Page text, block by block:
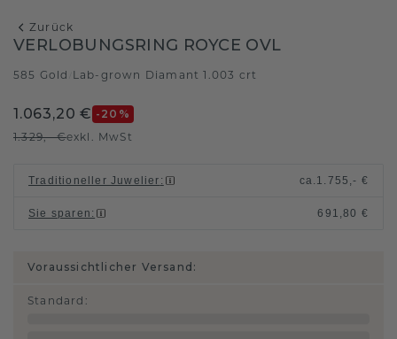
Zurück
VERLOBUNGSRING ROYCE OVL
585 Gold Lab-grown Diamant 1.003 crt
1.063,20 € -20 %
1.329,- €exkl. MwSt
Traditioneller Juwelier : ca. 1.755,- €
Sie sparen : 691,80 €
Voraussichtlicher Versand:
Standard :